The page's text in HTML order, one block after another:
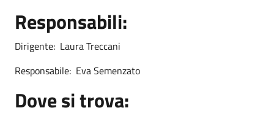
Responsabili:
Dirigente: Laura Treccani
Responsabile: Eva Semenzato
Dove si trova: